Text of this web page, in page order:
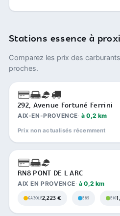
Stations essence à
Comparez les prix des
proches.
292, Avenue Fortuné Ferrini
AIX-EN-PROVENCE à 0,2 km
Prix non actualisés récemment
RN8 PONT DE L ARC
AIX EN PROVENCE à 0,2 km
GAZOLE2,223 € E85 E10